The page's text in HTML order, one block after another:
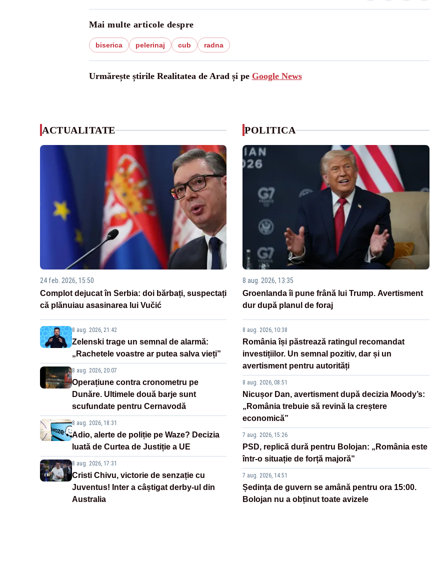
Mai multe articole despre
biserica pelerinaj cub radna
Urmărește știrile Realitatea de Arad și pe Google News
ACTUALITATE
24 feb. 2026, 15:50
Complot dejucat în Serbia: doi bărbați, suspectați
că plănuiau asasinarea lui Vučić
8 aug. 2026, 21:42
Zelenski trage un semnal de alarmă:
„Rachetele voastre ar putea salva vieți”
8 aug. 2026, 20:07
Operațiune contra cronometru pe
Dunăre. Ultimele două barje sunt
scufundate pentru Cernavodă
8 aug. 2026, 18:31
Adio, alerte de poliție pe Waze? Decizia
luată de Curtea de Justiție a UE
8 aug. 2026, 17:31
Cristi Chivu, victorie de senzație cu
Juventus! Inter a câștigat derby-ul din
Australia
POLITICA
8 aug. 2026, 13:35
Groenlanda îi pune frână lui Trump. Avertisment
dur după planul de foraj
8 aug. 2026, 10:38
România își păstrează ratingul recomandat
investițiilor. Un semnal pozitiv, dar și un
avertisment pentru autorități
8 aug. 2026, 08:51
Nicușor Dan, avertisment după decizia Moody’s:
„România trebuie să revină la creștere
economică”
7 aug. 2026, 15:26
PSD, replică dură pentru Bolojan: „România este
într-o situație de forță majoră”
7 aug. 2026, 14:51
Ședința de guvern se amână pentru ora 15:00.
Bolojan nu a obținut toate avizele